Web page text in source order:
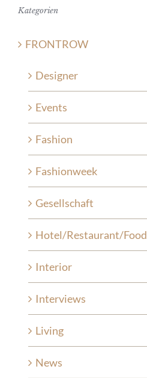
Kategorien
FRONTROW
Designer
Events
Fashion
Fashionweek
Gesellschaft
Hotel/Restaurant/Food
Interior
Interviews
Living
News